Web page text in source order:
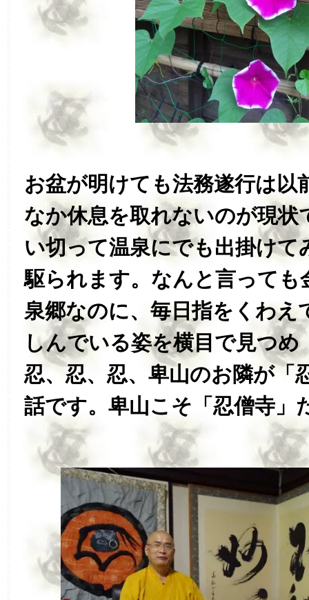
お盆が明けても法務遂行は以
なか休息を取れないのが現状
い切って温泉にでも出掛けて
駆られます。なんと言っても
泉郷なのに、毎日指をくわえ
しんでいる姿を横目で見つめ
忍、忍、忍、卑山のお隣が「
話です。卑山こそ「忍僧寺」